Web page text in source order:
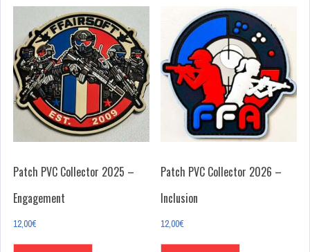
Patch PVC Collector 2025 –
Engagement
12,00€
Patch PVC Collector 2026 –
Inclusion
12,00€